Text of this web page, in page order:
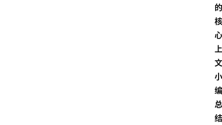
的
核
心
上
文
小
编
总
结